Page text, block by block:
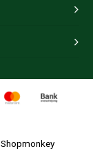
Shopmonkey